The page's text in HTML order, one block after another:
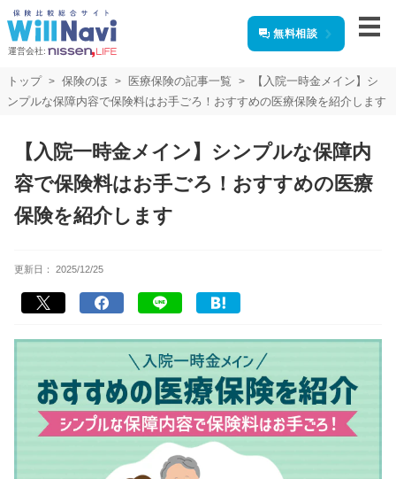
運営会社:
無料相談
トップ 保険のほ 医療保険の記事一覧
【入院一時金メイン】シ
ンプルな保障内容で保険料はお手ごろ！おすすめの医療保険を紹介します
【入院一時金メイン】シンプルな保障内
容で保険料はお手ごろ！おすすめの医療
保険を紹介します
更新日： 2025/12/25